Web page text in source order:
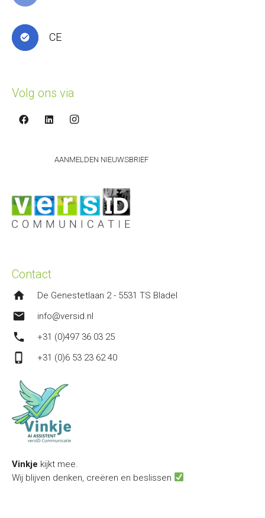
check_circle CE
Volg ons via
AANMELDEN NIEUWSBRIEF
Contact
home De Genestetlaan 2 - 5531 TS Bladel
mail info@versid.nl
phone +31 (0)497 36 03 25
phone_iphone +31 (0)6 53 23 62 40
Vinkje kijkt mee.
Wij blijven denken, creëren en beslissen